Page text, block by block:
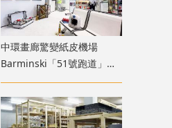
中環畫廊驚變紙皮機場
Barminski「51號跑道」用
紙箱建造星際航廈